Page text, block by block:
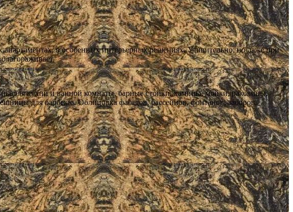
в особенных интерьерных решениях. Удивительно, но даже при
для кухни и ванной комнаты, барные стойки, камины, мойки, раковины,
для барбекю. Облицовка фасадов, бассейнов, фонтанов, заборов,